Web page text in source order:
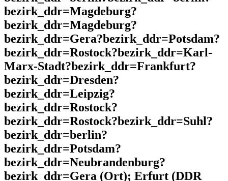
bezirk_ddr=Magdeburg?
bezirk_ddr=Magdeburg?
bezirk_ddr=Gera?bezirk_ddr=Potsdam?
bezirk_ddr=Rostock?bezirk_ddr=Karl-
Marx-Stadt?bezirk_ddr=Frankfurt?
bezirk_ddr=Dresden?
bezirk_ddr=Leipzig?
bezirk_ddr=Rostock?
bezirk_ddr=Rostock?bezirk_ddr=Suhl?
bezirk_ddr=berlin?
bezirk_ddr=Potsdam?
bezirk_ddr=Neubrandenburg?
bezirk_ddr=Gera (Ort); Erfurt (DDR